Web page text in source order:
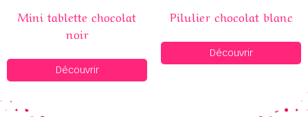
Mini tablette chocolat
noir
Découvrir
Pilulier chocolat blanc
Découvrir